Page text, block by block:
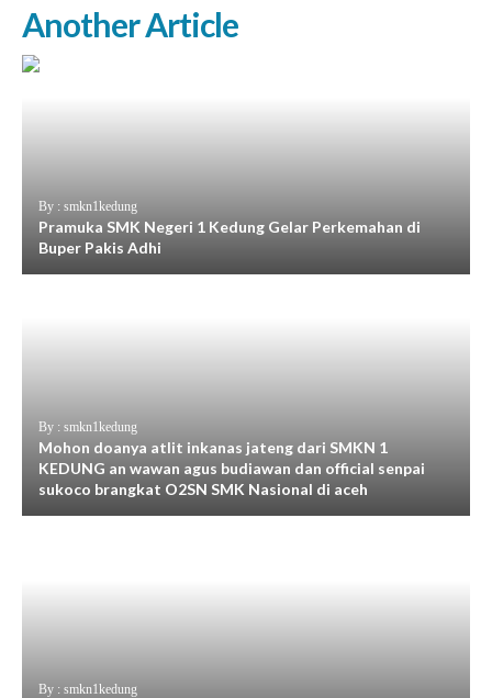
Another Article
By : smkn1kedung
Pramuka SMK Negeri 1 Kedung Gelar Perkemahan di
Buper Pakis Adhi
By : smkn1kedung
Mohon doanya atlit inkanas jateng dari SMKN 1
KEDUNG an wawan agus budiawan dan official senpai
sukoco brangkat O2SN SMK Nasional di aceh
By : smkn1kedung